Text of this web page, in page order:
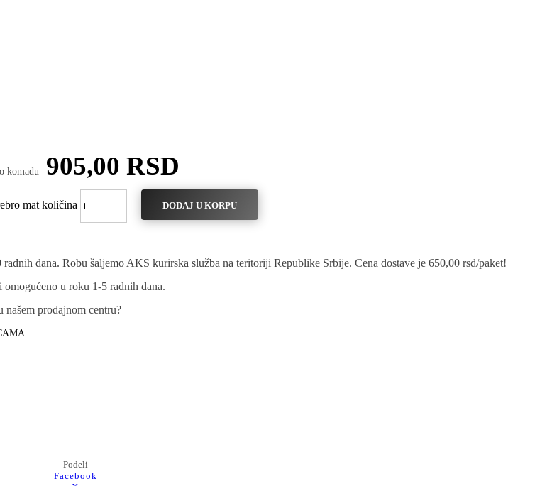
komadu 905,00 RSD
mat količina DODAJ U KORPU
dana. Robu šaljemo AKS kurirska služba na teritoriji Republike Srbije. Cena dostave je 650,00 rsd/paket!
u roku 1-5 radnih dana.
prodajnom centru?
Podeli
Facebook